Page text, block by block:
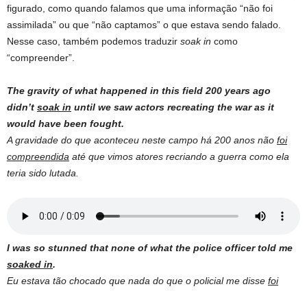
figurado, como quando falamos que uma informação “não foi
assimilada” ou que “não captamos” o que estava sendo falado.
Nesse caso, também podemos traduzir soak in como
“compreender”.
The gravity of what happened in this field 200 years ago
didn’t soak in until we saw actors recreating the war as it
would have been fought.
A gravidade do que aconteceu neste campo há 200 anos não foi
compreendida até que vimos atores recriando a guerra como ela
teria sido lutada.
I was so stunned that none of what the police officer told me
soaked in.
Eu estava tão chocado que nada do que o policial me disse foi